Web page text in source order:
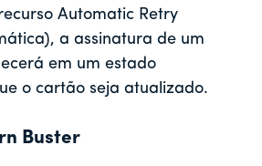
Automatic Retry
a assinatura de um
em um estado
o cartão seja atualizado.
Buster